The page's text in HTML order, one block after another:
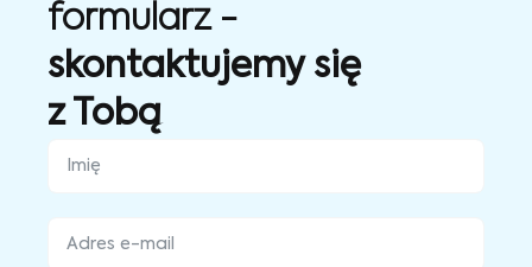
formularz -
skontaktujemy się
z Tobą